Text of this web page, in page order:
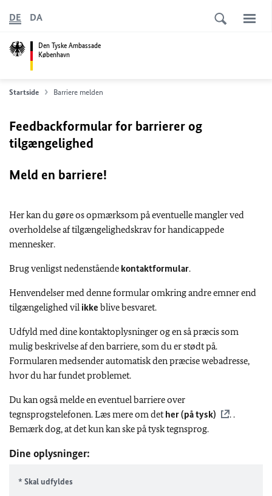
Den Tyske Ambassade
København
DE DA
Startside Barriere melden
Feedbackformular for barrierer og
tilgængelighed
Meld en barriere!
Her kan du gøre os opmærksom på eventuelle mangler ved
overholdelse af tilgængelighedskrav for handicappede
mennesker.
Brug venligst nedenstående kontaktformular.
Henvendelser med denne formular omkring andre emner end
tilgængelighed vil ikke blive besvaret.
Udfyld med dine kontaktoplysninger og en så præcis som
mulig beskrivelse af den barriere, som du er stødt på.
Formularen medsender automatisk den præcise webadresse,
hvor du har fundet problemet.
Du kan også melde en eventuel barriere over
tegnsprogstelefonen. Læs mere om dether (på tysk)
. .
Bemærk dog, at det kun kan ske på tysk tegnsprog.
Dine oplysninger:
* Skal udfyldes